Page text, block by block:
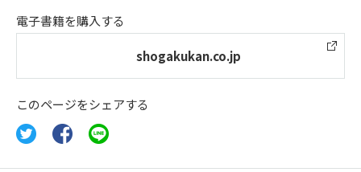
電子書籍を購入する
shogakukan.co.jp
このページをシェアする